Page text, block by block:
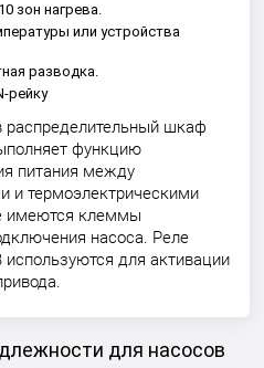
зон нагрева.
или устройства
разводка.
рейку
распределительный шкаф
функцию
питания между
и термоэлектрическими
имеются клеммы
насоса. Реле
для активации
для насосов